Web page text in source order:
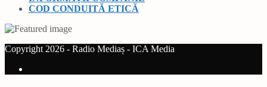
COD CONDUITĂ ETICĂ
Copyright 2026 - Radio Mediaș - ICA Media